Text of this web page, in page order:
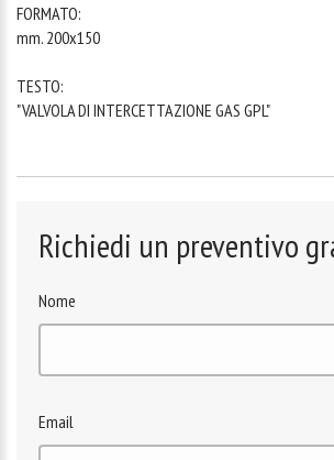
FORMATO:
mm. 200x150
TESTO:
"VALVOLA DI INTERCETTAZIONE GAS GPL"
Richiedi un preventivo
Nome
Email